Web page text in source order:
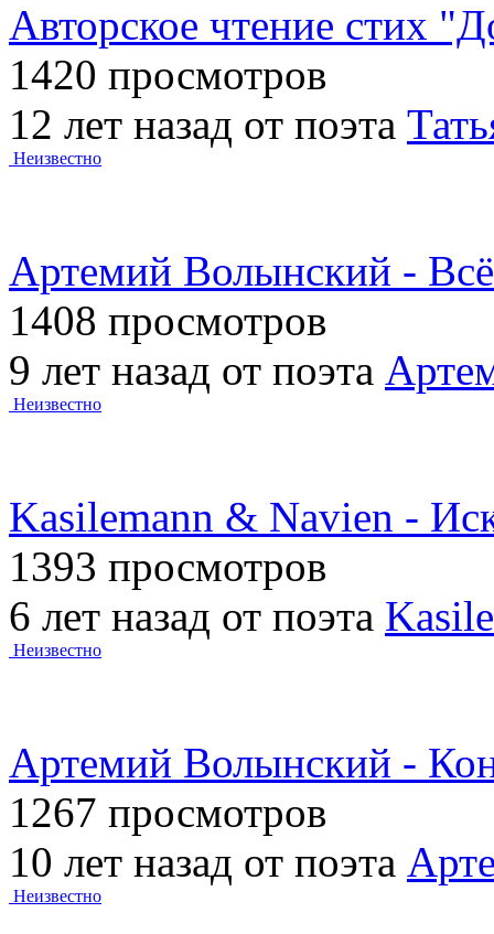
Авторское чтение стих
1420 просмотров
12 лет назад от поэта
Неизвестно
Артемий Волынский -
1408 просмотров
9 лет назад от поэта
Неизвестно
Kasilemann & Navien -
1393 просмотров
6 лет назад от поэта
Неизвестно
Артемий Волынский -
1267 просмотров
10 лет назад от поэта
Неизвестно